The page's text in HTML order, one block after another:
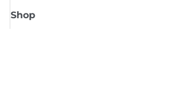
Shop